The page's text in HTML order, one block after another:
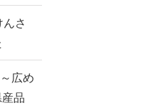
さ
広め
品